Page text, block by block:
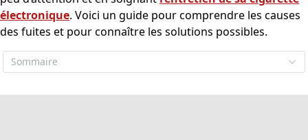
électronique. Voici un guide pour comprendre les causes
des fuites et pour connaître les solutions possibles.
Sommaire